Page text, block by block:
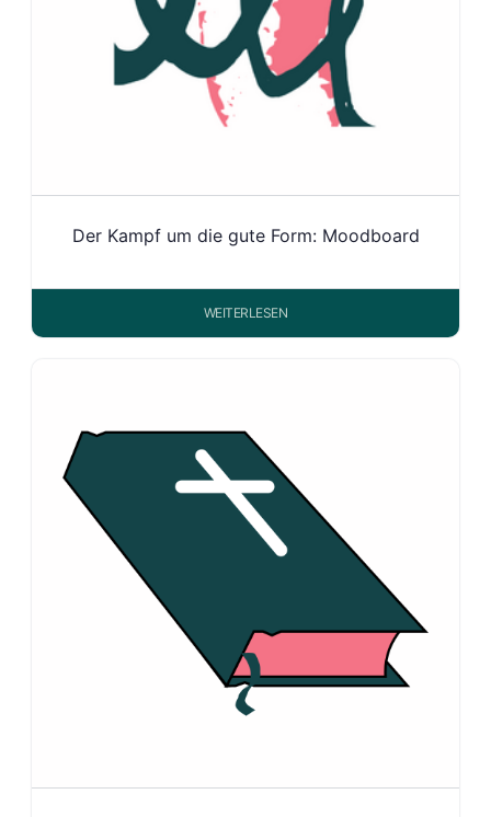
Der Kampf um die gute Form: Moodboard
WEITERLESEN